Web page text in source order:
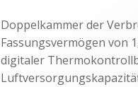
Doppelkammer der
Fassungsvermögen von
digitaler